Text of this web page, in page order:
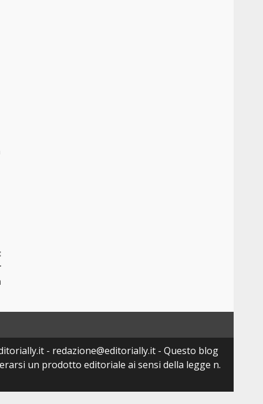
- redazione@editorially.it - Questo blog
un prodotto editoriale ai sensi della legge n.